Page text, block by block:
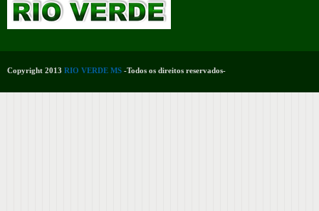
Copyright 2013 RIO VERDE MS -Todos os direitos reservados-